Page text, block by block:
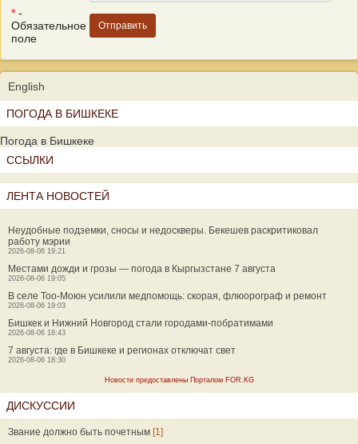
* -
Обязательное
поле
English
ПОГОДА В БИШКЕКЕ
Погода в Бишкеке
ССЫЛКИ
ЛЕНТА НОВОСТЕЙ
Неудобные подземки, сносы и недоскверы. Бекешев раскритиковал
работу мэрии
2026-08-06 19:21
Местами дожди и грозы — погода в Кыргызстане 7 августа
2026-08-06 19:05
В селе Тоо-Моюн усилили медпомощь: скорая, флюорограф и ремонт
2026-08-06 19:03
Бишкек и Нижний Новгород стали городами-побратимами
2026-08-06 18:43
7 августа: где в Бишкеке и регионах отключат свет
2026-08-06 18:30
Новости предоставлены Порталом FOR.KG
ДИСКУССИИ
Звание должно быть почетным [1]